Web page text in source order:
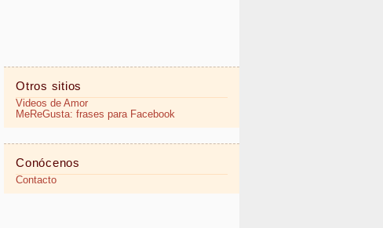
Otros sitios
Videos de Amor
MeReGusta: frases para Facebook
Conócenos
Contacto